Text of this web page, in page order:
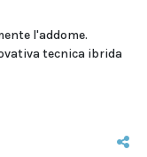
l'addome.
tecnica ibrida